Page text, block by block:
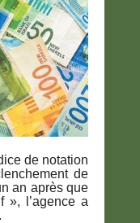
de notation
de
an après que
», l’agence a